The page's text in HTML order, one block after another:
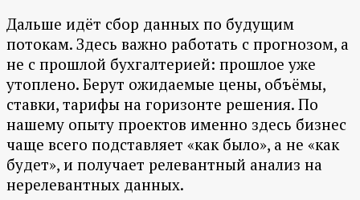
Дальше идёт сбор данных по будущим
потокам. Здесь важно работать с прогнозом, а
не с прошлой бухгалтерией: прошлое уже
утоплено. Берут ожидаемые цены, объёмы,
ставки, тарифы на горизонте решения. По
нашему опыту проектов именно здесь бизнес
чаще всего подставляет «как было», а не «как
будет», и получает релевантный анализ на
нерелевантных данных.